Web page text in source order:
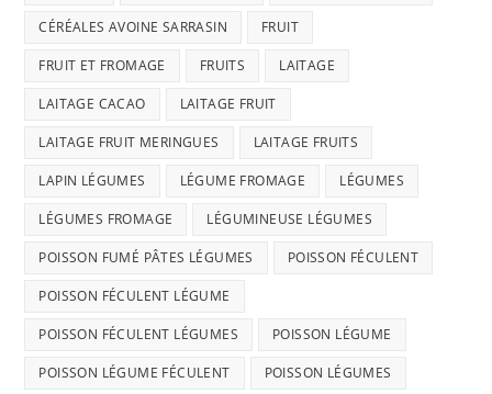
CÉRÉALES AVOINE SARRASIN FRUIT
FRUIT ET FROMAGE FRUITS LAITAGE
LAITAGE CACAO LAITAGE FRUIT
LAITAGE FRUIT MERINGUES LAITAGE FRUITS
LAPIN LÉGUMES LÉGUME FROMAGE LÉGUMES
LÉGUMES FROMAGE LÉGUMINEUSE LÉGUMES
POISSON FUMÉ PÂTES LÉGUMES POISSON FÉCULENT
POISSON FÉCULENT LÉGUME
POISSON FÉCULENT LÉGUMES POISSON LÉGUME
POISSON LÉGUME FÉCULENT POISSON LÉGUMES